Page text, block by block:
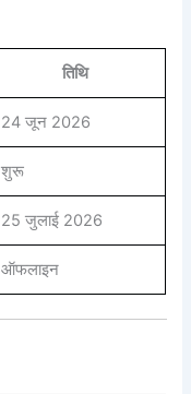
तिथि
24 जून 2026
शुरू
25 जुलाई 2026
ऑफलाइन